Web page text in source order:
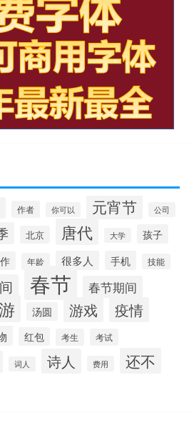
作者 你可以 元宵节 公司
北京 唐代 大学 孩子
年龄 很多人 手机 技能
春节 春节期间
汤圆 游戏 疫情
红包 考生 考试
词人 诗人 费用 还不